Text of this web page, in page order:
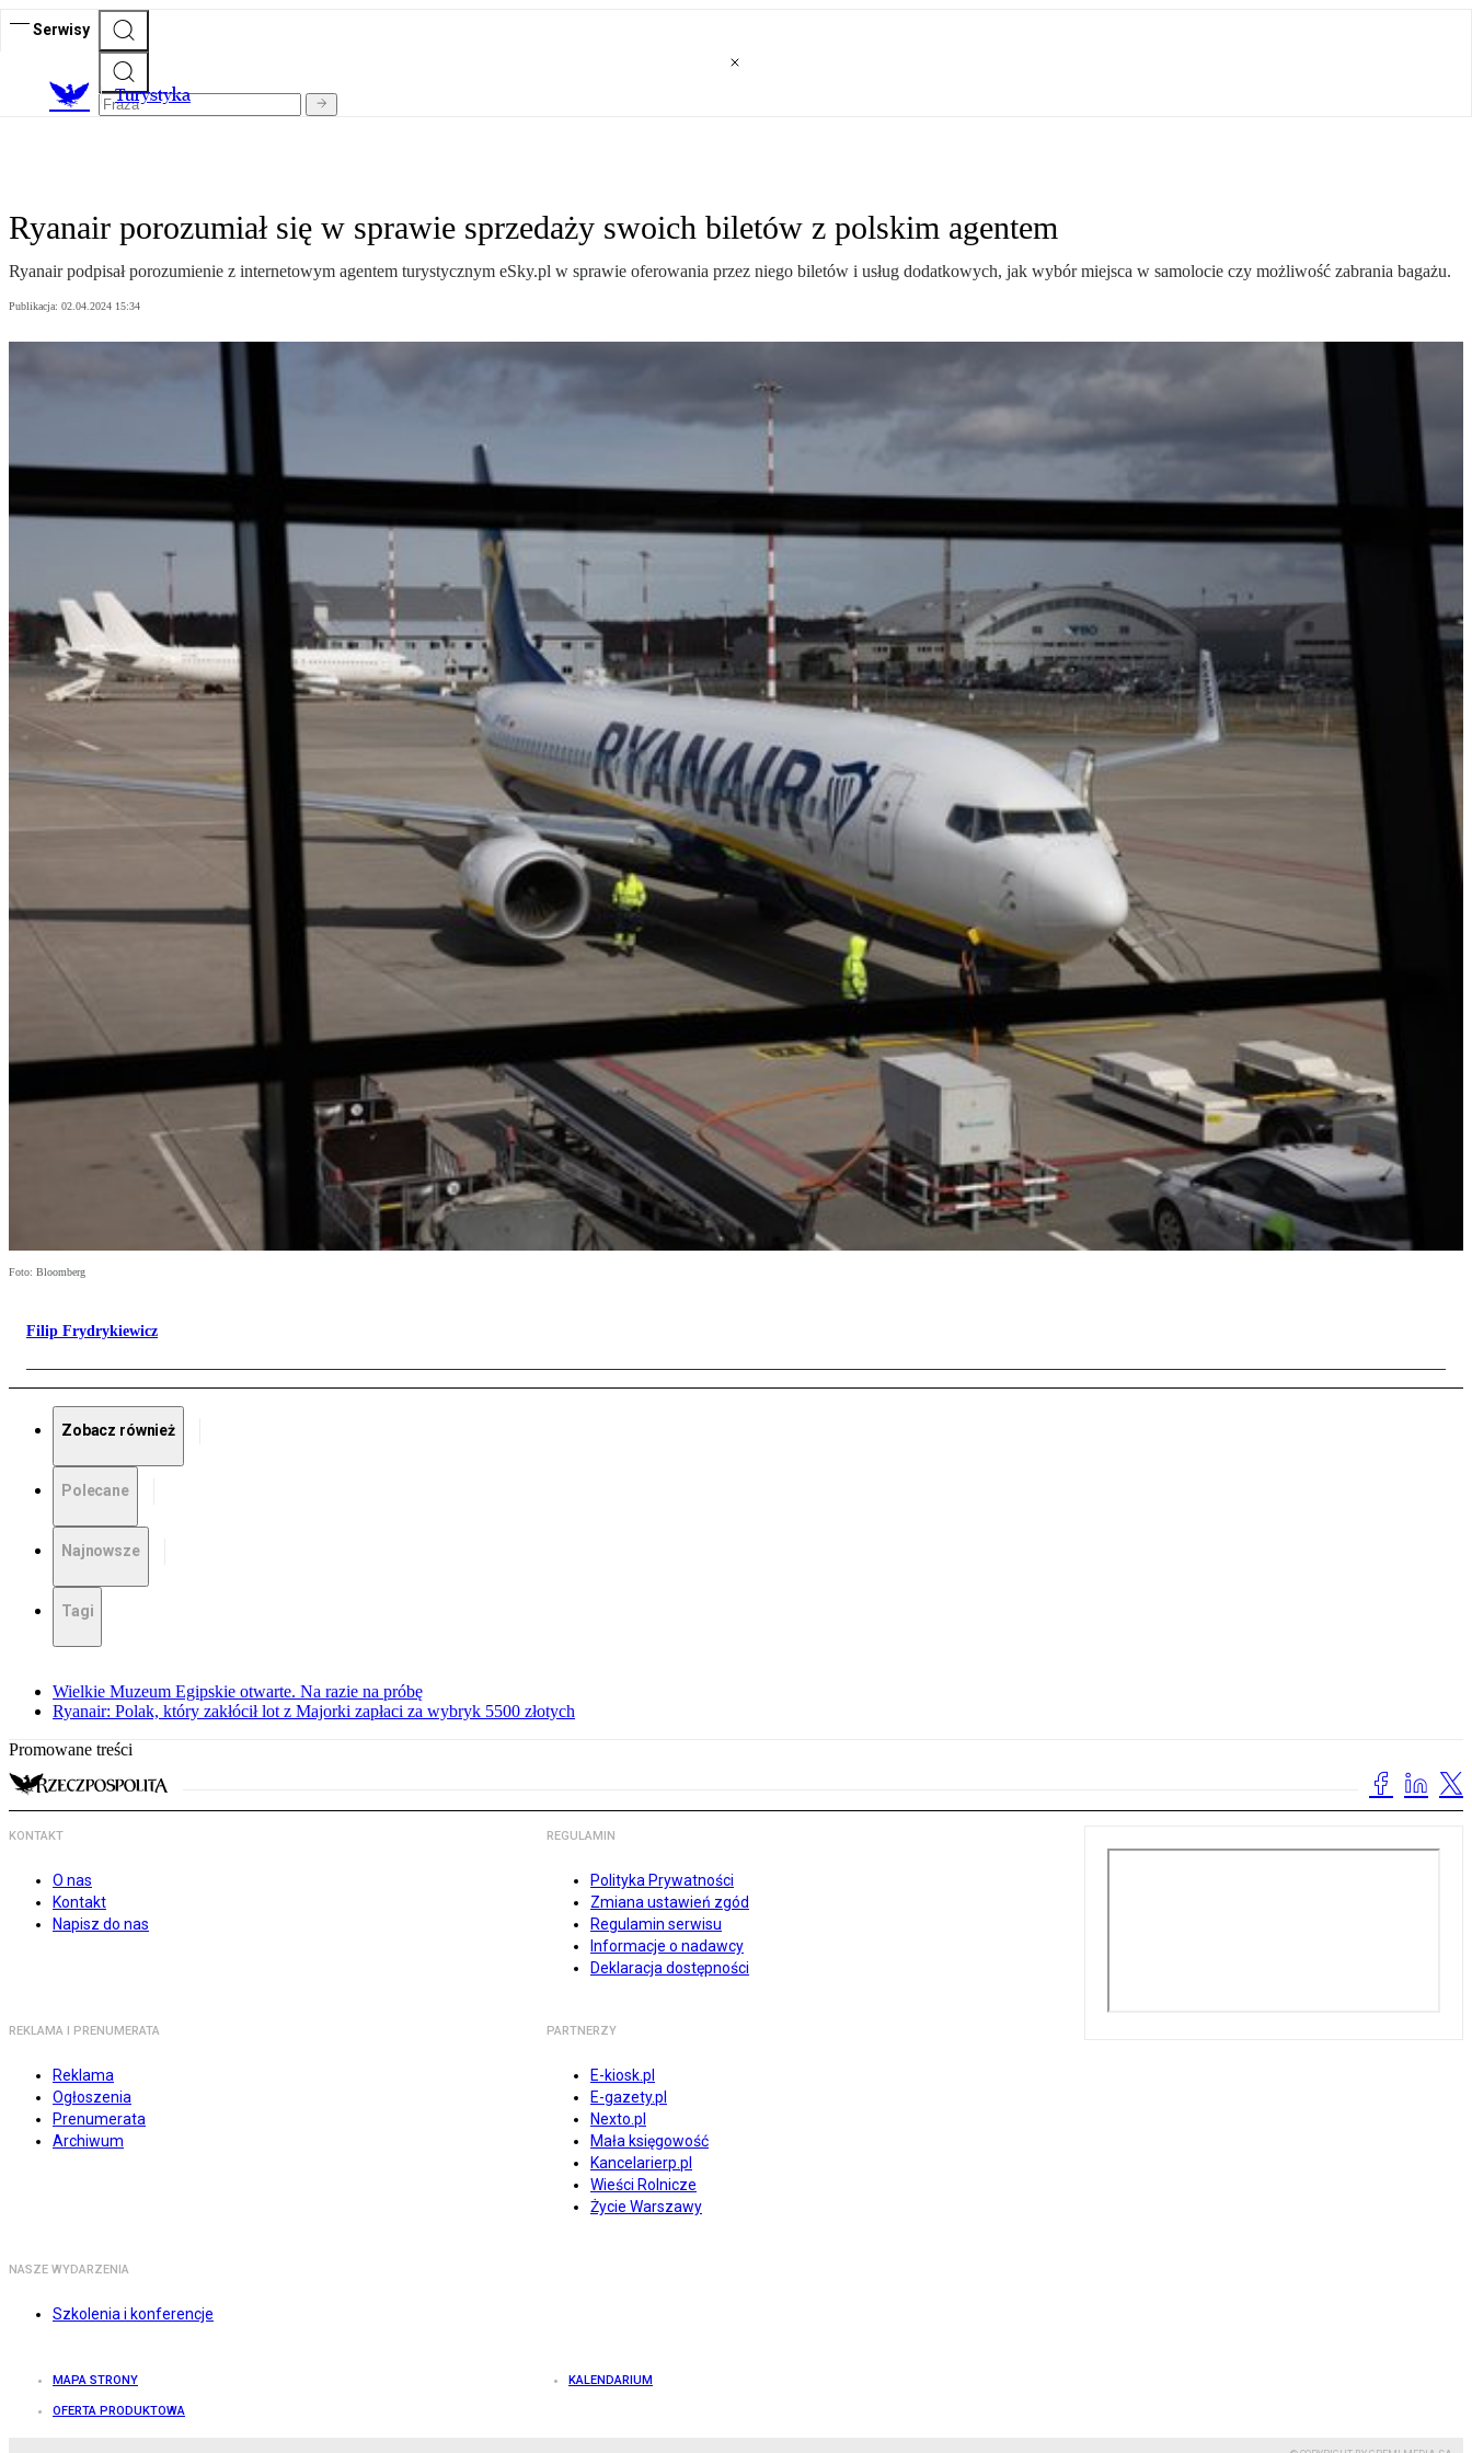
Serwisy
Turystyka
Ryanair porozumiał się w sprawie sprzedaży swoich biletów z polskim agentem
Ryanair podpisał porozumienie z internetowym agentem turystycznym eSky.pl w sprawie oferowania przez niego biletów i usług dodatkowych, jak wybór miejsca w samolocie czy możliwość zabrania bagażu.
Publikacja: 02.04.2024 15:34
Foto: Bloomberg
Filip Frydrykiewicz
Zobacz również
Polecane
Najnowsze
Tagi
Wielkie Muzeum Egipskie otwarte. Na razie na próbę
Ryanair: Polak, który zakłócił lot z Majorki zapłaci za wybryk 5500 złotych
Promowane treści
KONTAKT
O nas
Kontakt
Napisz do nas
REGULAMIN
Polityka Prywatności
Zmiana ustawień zgód
Regulamin serwisu
Informacje o nadawcy
Deklaracja dostępności
REKLAMA I PRENUMERATA
Reklama
Ogłoszenia
Prenumerata
Archiwum
PARTNERZY
E-kiosk.pl
E-gazety.pl
Nexto.pl
Mała księgowość
Kancelarierp.pl
Wieści Rolnicze
Życie Warszawy
NASZE WYDARZENIA
Szkolenia i konferencje
MAPA STRONY KALENDARIUM
OFERTA PRODUKTOWA